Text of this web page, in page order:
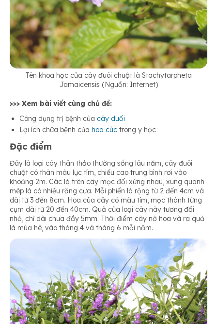
Tên khoa học của cây đuôi chuột là Stachytarpheta
Jamaicensis (Nguồn: Internet)
>>> Xem bài viết cùng chủ đề:
Công dụng trị bệnh của cây duối
Lợi ích chữa bệnh của hoa cúc trong y học
Đặc điểm
Đây là loại cây thân thảo thường sống lâu năm, cây đuôi
chuột có thân màu lục tím, chiều cao trung bình rơi vào
khoảng 2m. Các lá trên cây mọc đối xứng nhau, xung quanh
mép lá có nhiều răng cưa. Mỗi phiến lá rộng từ 2 đến 4cm và
dài từ 3 đến 8cm. Hoa của cây có màu tím, mọc thành từng
cụm dài từ 20 đến 40cm. Quả của loại cây này tương đối
nhỏ, chỉ dài chưa đầy 5mm. Thời điểm cây nở hoa và ra quả
là mùa hè, vào tháng 4 và tháng 6 mỗi năm.